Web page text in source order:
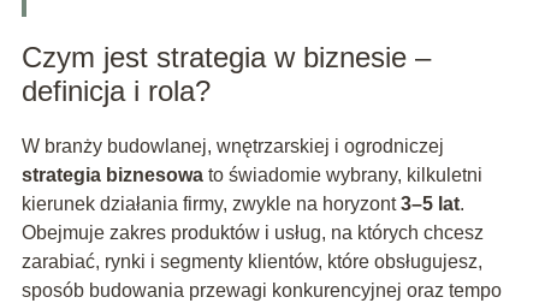
Czym jest strategia w biznesie –
definicja i rola?
W branży budowlanej, wnętrzarskiej i ogrodniczej
strategia biznesowato świadomie wybrany, kilkuletni
kierunek działania firmy, zwykle na horyzont3–5 lat.
Obejmuje zakres produktów i usług, na których chcesz
zarabiać, rynki i segmenty klientów, które obsługujesz,
sposób budowania przewagi konkurencyjnej oraz tempo